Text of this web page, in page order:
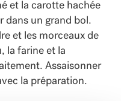
et la carotte hachée
dans un grand bol.
et les morceaux de
la farine et la
Assaisonner
la préparation.